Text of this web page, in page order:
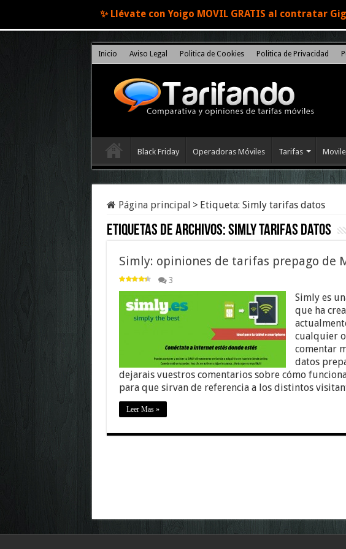
Inicio Aviso Legal Politica de Cookies Politica de Privacidad
Black Friday Operadoras Móviles Tarifas
Página principal > Etiqueta: Simly tarifas datos
Etiquetas de archivos:Simly tarifas datos
Simly: opiniones de tarifas prepago de
3
Simly es
que ha
cualquier
comentar
datos
dejarais vuestros comentarios sobre cómo
para que sirvan de referencia a los distintos
Leer Mas »
✨ Llévate con Yoigo MOVIL GRATIS al contratar